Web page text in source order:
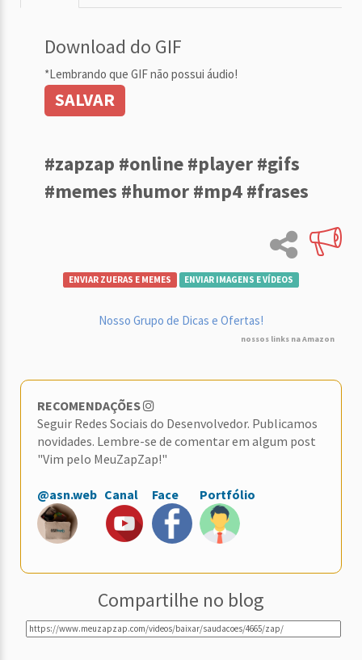
Download do GIF
*Lembrando que GIF não possui áudio!
SALVAR
#zapzap #online #player #gifs
#memes #humor #mp4 #frases
ENVIAR ZUERAS E MEMES ENVIAR IMAGENS E VÍDEOS
Nosso Grupo de Dicas e Ofertas!
nossos links na Amazon
RECOMENDAÇÕES
Seguir Redes Sociais do Desenvolvedor. Publicamos
novidades. Lembre-se de comentar em algum post
"Vim pelo MeuZapZap!"
@asn.web Canal Face Portfólio
Compartilhe no blog